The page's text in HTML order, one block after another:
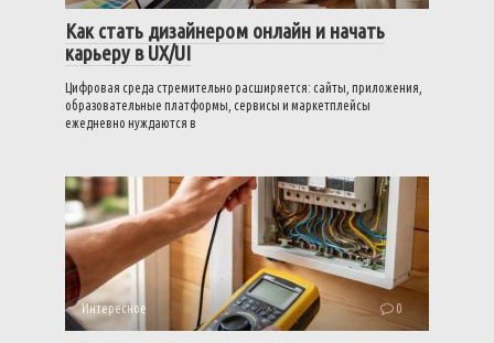
Как стать дизайнером онлайн и начать
карьеру в UX/UI
Цифровая среда стремительно расширяется: сайты, приложения,
образовательные платформы, сервисы и маркетплейсы
ежедневно нуждаются в
Интересное 0